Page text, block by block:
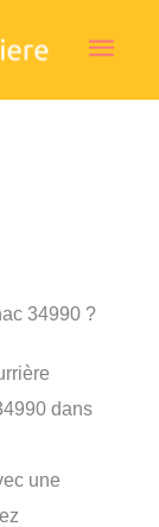
34990 ?
dans
une